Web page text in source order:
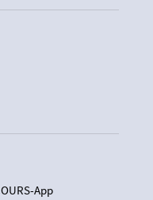
App